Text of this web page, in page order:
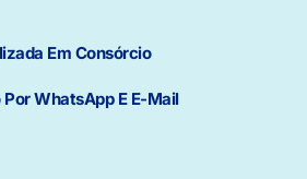
Em Consórcio
WhatsApp E E-Mail